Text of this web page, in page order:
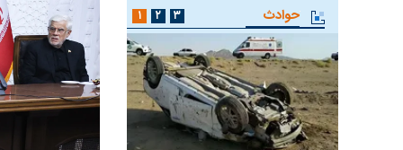
حوادث ۱ ۲ ۳